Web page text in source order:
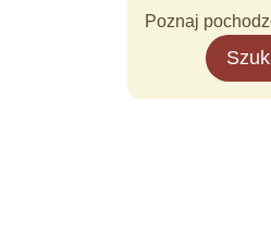
Poznaj